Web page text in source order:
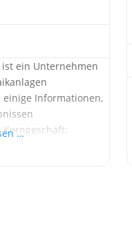
ist ein Unternehmen
Informationen,
…